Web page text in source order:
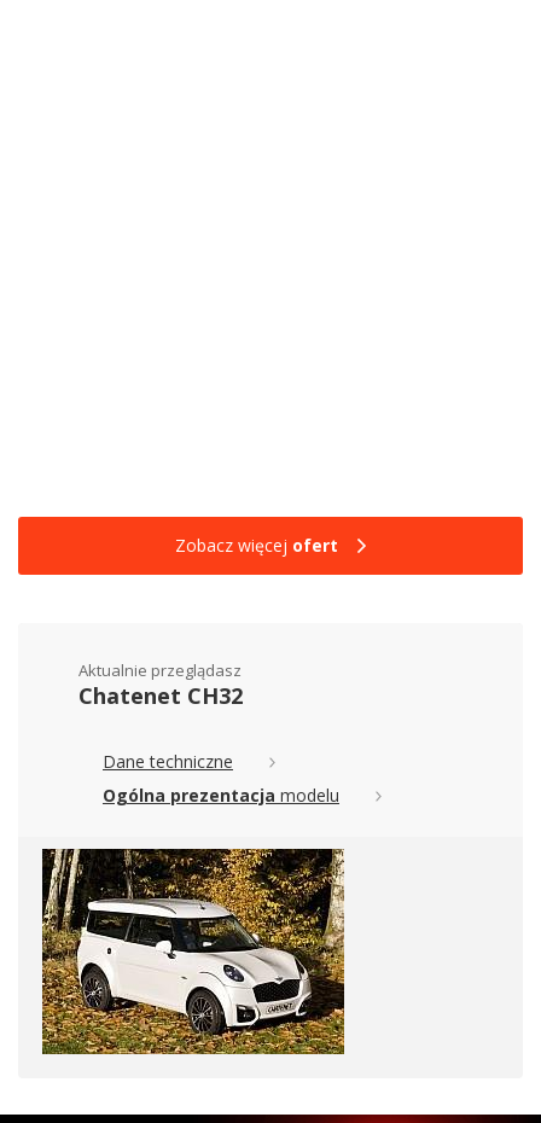
Zobacz więcej ofert
Aktualnie przeglądasz
Chatenet CH32
Dane techniczne
Ogólna prezentacja modelu